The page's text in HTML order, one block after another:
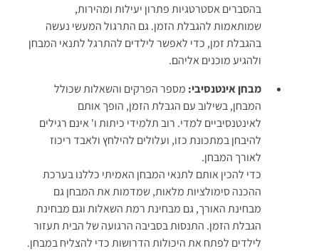
בהסברים אסטרטגיות פתרון יעילות ומהירות,
שמותאמות להגבלת הזמן. גם התרגול המעשי נעשה
בהגבלת זמן, כדי לאפשר לילדים להתרגל לתנאי המבחן
ולהגיע מוכנים אליהם.
מבחן אינטנסיבי: מספר הפרקים והשאלות שכולל
המבחן, בשילוב עם הגבלת הזמן, הופך אותם
לאינטנסיביים למדי. רוב תלמידי כיתות ו' אינם רגילים
להיבחן במתכונת כזו, ועלולים להילחץ ולאבד ריכוז
לאורך המבחן.
כדי להכין אותם לתנאי המבחן האמיתי כללנו בערכת
ההכנה סימולציות מלאות, שמדמות את המבחן גם
מבחינת האורך, גם מבחינת רמת השאלות וגם מבחינת
הגבלת הזמן. התנסות בסביבה הרגועה של הבית תעזור
לילדים לפתח את היכולות הדרושות כדי להצליח במבחן.